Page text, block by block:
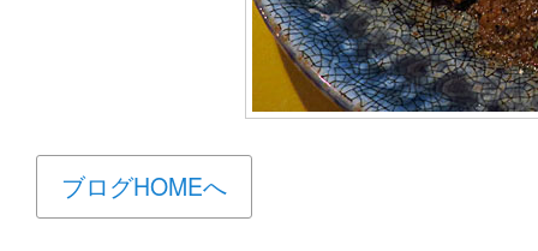
ブログHOMEへ